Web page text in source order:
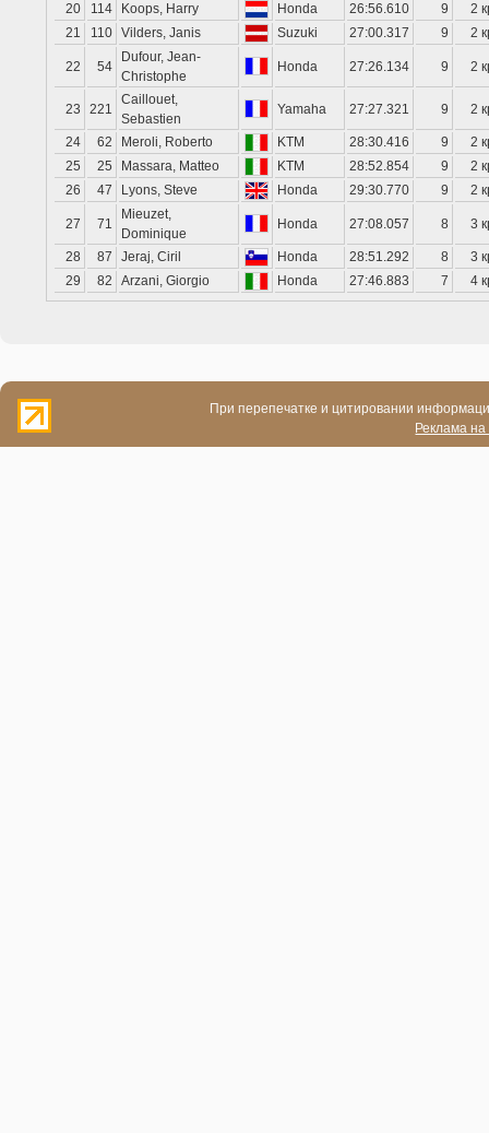
20
114 Koops, Harry Honda 26:56.610 9
2
21
110 Vilders, Janis Suzuki 27:00.317 9 2
22 54
Dufour, Jean-
Christophe
Honda 27:26.134 9 2
23 221
Caillouet,
Sebastien
Yamaha 27:27.321 9 2
24 62 Meroli, Roberto KTM 28:30.416 9
2
25
25 Massara, Matteo KTM 28:52.854 9
2
26
47 Lyons, Steve Honda 29:30.770 9 2
27 71
Mieuzet,
Dominique
Honda 27:08.057 8 3
28 87 Jeraj, Ciril Honda 28:51.292 8
3
29
82 Arzani, Giorgio Honda 27:46.883 7 4
При перепечатке и цитировании
Реклама на